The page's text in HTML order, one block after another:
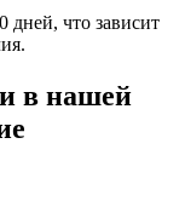
дней, что зависит
в нашей